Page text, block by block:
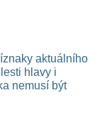
aktuálního
hlavy i
nemusí být